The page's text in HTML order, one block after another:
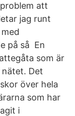
att
jag runt
på så En
som är
nätet. Det
över hela
som har
i